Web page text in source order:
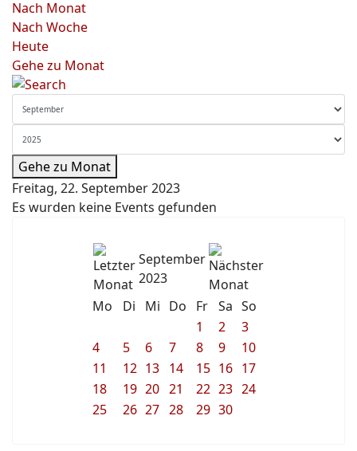
Nach Monat
Nach Woche
Heute
Gehe zu Monat
Gehe zu Monat
Freitag, 22. September 2023
Es wurden keine Events gefunden
September
2023
Mo
Di Mi Do Fr Sa So
1
2
3
4
5 6 7 8 9
10
11
12 13 14 15 16 17
18
19 20 21 22 23 24
25
26 27 28 29 30